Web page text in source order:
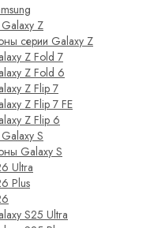
Z
серии Galaxy Z
Z Fold 7
Z Fold 6
Z Flip 7
Z Flip 7 FE
Z Flip 6
S
Galaxy S
Ultra
Plus
S25 Ultra